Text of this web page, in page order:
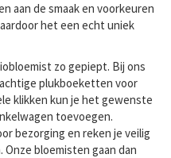
aan de smaak en voorkeuren
het een echt uniek
zo gepiept. Bij ons
plukboeketten voor
klikken kun je het gewenste
toevoegen.
bezorging en reken je veilig
bloemisten gaan dan